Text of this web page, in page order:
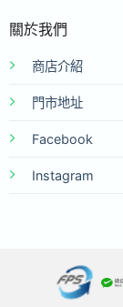
關於我們
商店介紹
門市地址
Facebook
Instagram